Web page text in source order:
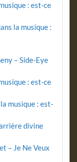
: est-ce
la musique :
– Side-Eye
: est-ce
la musique : est-
divine
– Je Ne Veux